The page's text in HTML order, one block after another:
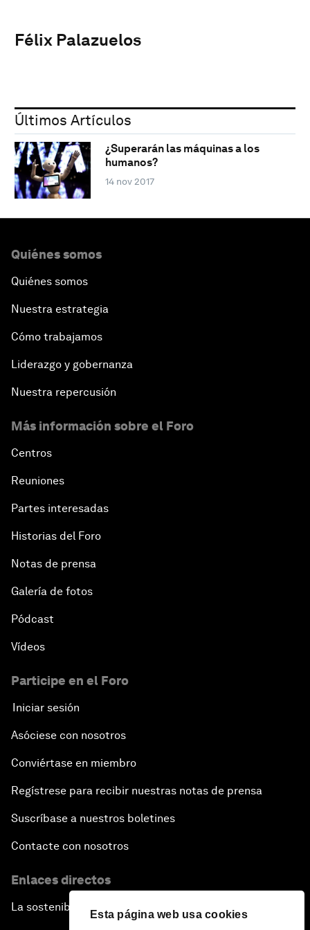
Esta página web usa cookies
Félix Palazuelos
Últimos Artículos
¿Superarán las máquinas a los
humanos?
14 nov 2017
Quiénes somos
Quiénes somos
Nuestra estrategia
Cómo trabajamos
Liderazgo y gobernanza
Nuestra repercusión
Más información sobre el Foro
Centros
Reuniones
Partes interesadas
Historias del Foro
Notas de prensa
Galería de fotos
Pódcast
Vídeos
Participe en el Foro
Iniciar sesión
Asóciese con nosotros
Conviértase en miembro
Regístrese para recibir nuestras notas de prensa
Suscríbase a nuestros boletines
Contacte con nosotros
Enlaces directos
La sostenibilidad en el Foro